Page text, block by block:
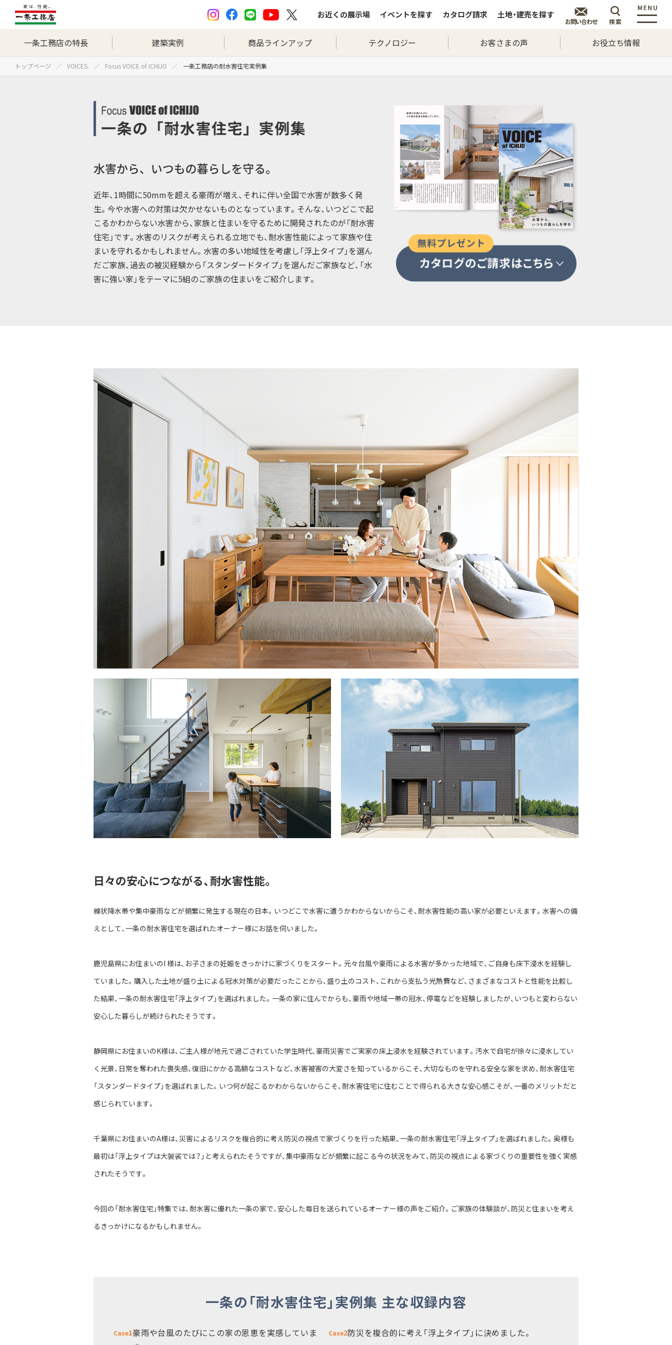
お近くの展示場 イベントを探す カタログ請求 土地・建売を探す
お問い合わせ 検索
一条工務店の特長 建築実例 商品ラインアップ テクノロジー お客さまの声 お役立ち情報
トップページ VOICES. Focus VOICE of ICHIJO 一条工務店の耐水害住宅実例集
近年、1時間に50mmを超える豪雨が増え、それに伴い全国で水害が数多く発
生。今や水害への対策は欠かせないものとなっています。そんな、いつどこで起
こるかわからない水害から、家族と住まいを守るために開発されたのが「耐水害
住宅」です。水害のリスクが考えられる立地でも、耐水害性能によって家族や住
まいを守れるかもしれません。水害の多い地域性を考慮し「浮上タイプ」を選ん
だご家族、過去の被災経験から「スタンダードタイプ」を選んだご家族など、「水
害に強い家」をテーマに5組のご家族の住まいをご紹介します。
日々の安心につながる、耐水害性能。
線状降水帯や集中豪雨などが頻繁に発生する現在の日本。いつどこで水害に遭うかわからないからこそ、耐水害性能の高い家が必要といえます。水害への備
えとして、一条の耐水害住宅を選ばれたオーナー様にお話を伺いました。
鹿児島県にお住まいのI 様は、お子さまの妊娠をきっかけに家づくりをスタート。元々台風や豪雨による水害が多かった地域で、ご自身も床下浸水を経験し
ていました。購入した土地が盛り土による冠水対策が必要だったことから、盛り土のコスト、これから支払う光熱費など、さまざまなコストと性能を比較し
た結果、一条の耐水害住宅「浮上タイプ」を選ばれました。一条の家に住んでからも、豪雨や地域一帯の冠水、停電などを経験しましたが、いつもと変わらない
安心した暮らしが続けられたそうです。
静岡県にお住まいのK様は、ご主人様が地元で過ごされていた学生時代、豪雨災害でご実家の床上浸水を経験されています。汚水で自宅が徐々に浸水してい
く光景、日常を奪われた喪失感、復旧にかかる高額なコストなど、水害被害の大変さを知っているからこそ、大切なものを守れる安全な家を求め、耐水害住宅
「スタンダードタイプ」を選ばれました。いつ何が起こるかわからないからこそ、耐水害住宅に住むことで得られる大きな安心感こそが、一番のメリットだと
感じられています。
千葉県にお住まいのA様は、災害によるリスクを複合的に考え防災の視点で家づくりを行った結果、一条の耐水害住宅「浮上タイプ」を選ばれました。奥様も
最初は「浮上タイプは大袈裟では？」と考えられたそうですが、集中豪雨などが頻繁に起こる今の状況をみて、防災の視点による家づくりの重要性を強く実感
されたそうです。
今回の「耐水害住宅」特集では、耐水害に優れた一条の家で、安心した毎日を送られているオーナー様の声をご紹介。ご家族の体験談が、防災と住まいを考え
るきっかけになるかもしれません。
一条の「耐水害住宅」実例集 主な収録内容
Case1豪雨や台風のたびにこの家の恩恵を実感していま
Case2防災を複合的に考え「浮上タイプ」に決めました。